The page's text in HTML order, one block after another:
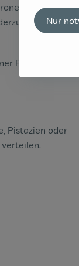
mit
und
Palette auf den
Pistazien oder
Nur